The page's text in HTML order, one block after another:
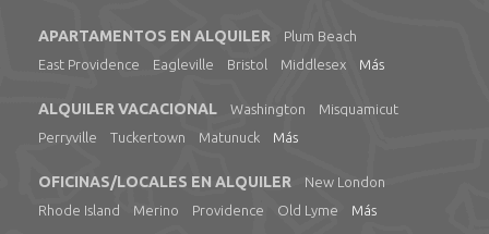
APARTAMENTOS EN ALQUILER
Plum Beach
East Providence
Eagleville Bristol Middlesex Más
ALQUILER VACACIONAL Washington
Misquamicut
Perryville
Tuckertown Matunuck Más
OFICINAS/LOCALES EN ALQUILER
New London
Rhode Island
Merino Providence Old Lyme Más